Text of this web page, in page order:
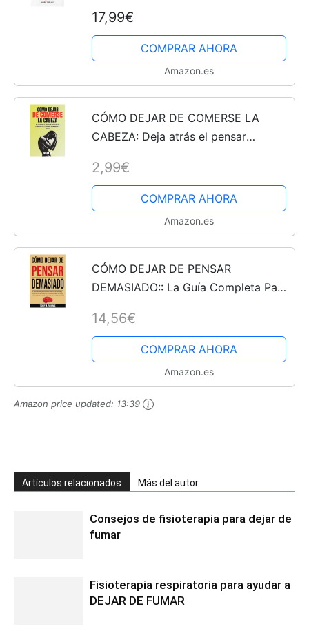
ansiedad, el estrés, la inseguridad y
la duda en ti mismo...
17,99€
COMPRAR AHORA
Amazon.es
CÓMO DEJAR DE COMERSE LA
CABEZA: Deja atrás el pensar
empieza a vivir!
2,99€
COMPRAR AHORA
Amazon.es
CÓMO DEJAR DE PENSAR
DEMASIADO:: La Guía Completa Para
Pensamientos Obsesivos,Dejar de
Cavilar y Preocuparse, Controlar...
14,56€
COMPRAR AHORA
Amazon.es
Amazon price updated: 13:39
Artículos relacionados Más del autor
Consejos de fisioterapia para dejar de
fumar
Fisioterapia respiratoria para ayudar a
DEJAR DE FUMAR